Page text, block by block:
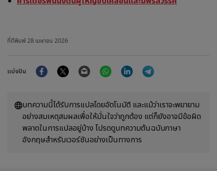
ที่ตีพิมพ์ 28 เมษายน 2026
แบ่งปัน
FacebookTwitter Email WhatsAppLinkedIn
บทความนี้ได้รับการแปลโดยอัตโนมัติ และแม้ว่าเราจะพยายาม
อย่างสมเหตุสมผลเพื่อให้มั่นใจว่าถูกต้อง แต่ก็ยังอาจมีข้อผิด
พลาดในการแปลอยู่บ้าง โปรดดูบทความต้นฉบับภาษา
อังกฤษสำหรับเวอร์ชันอย่างเป็นทางการ